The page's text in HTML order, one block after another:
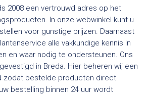
2008 een vertrouwd adres op het
In onze webwinkel kunt u
voor gunstige prijzen. Daarnaast
alle vakkundige kennis in
en waar nodig te ondersteunen. Ons
in Breda. Hier beheren wij een
zodat bestelde producten direct
bestelling binnen 24 uur wordt